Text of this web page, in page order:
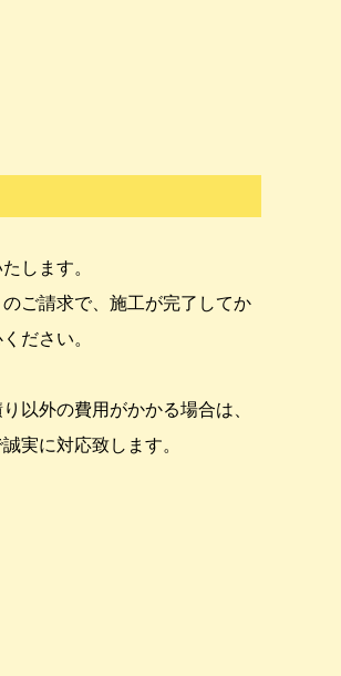
します。
ご請求で、施工が完了してか
ださい。
以外の費用がかかる場合は、
実に対応致します。